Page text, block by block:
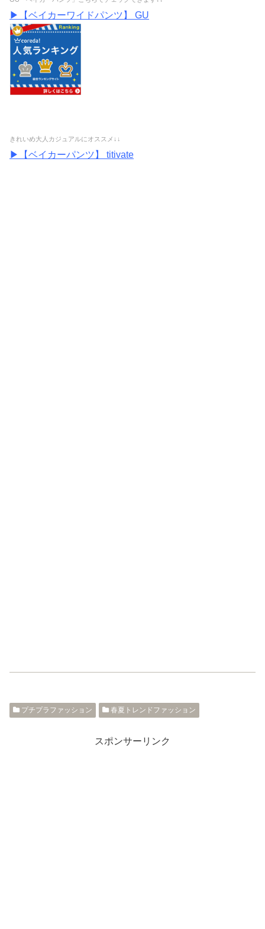
▶【ベイカーワイドパンツ】 GU
きれいめ大人カジュアルにオススメ↓↓
▶【ベイカーパンツ】 titivate
プチプラファッション 春夏トレンドファッション
スポンサーリンク